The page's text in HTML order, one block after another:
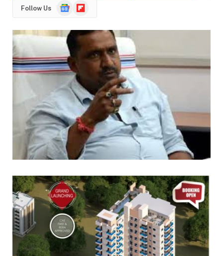
Follow Us
GoogleFlipboard